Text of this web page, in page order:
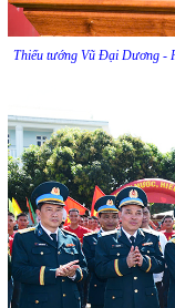
Thiếu tướng Vũ Đại Dương -